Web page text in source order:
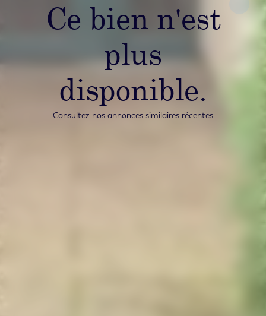
Ce bien n'est
plus
disponible.
Consultez nos annonces similaires récentes